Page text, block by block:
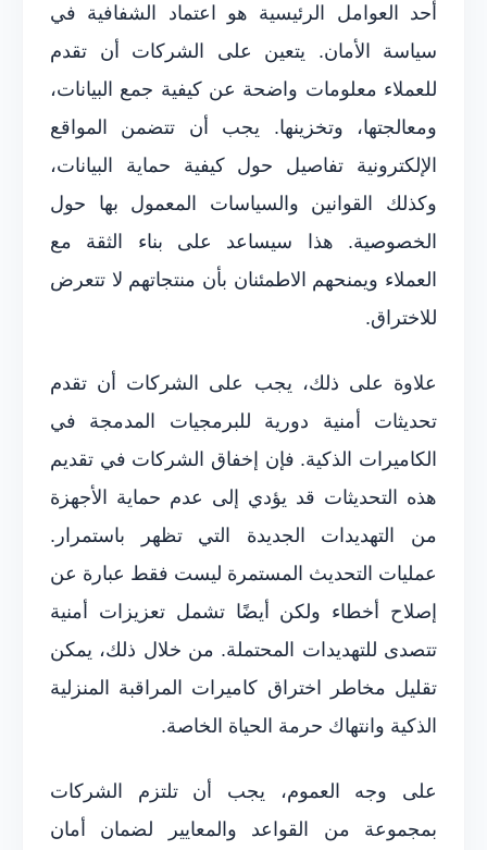
أحد العوامل الرئيسية هو اعتماد الشفافية في
سياسة الأمان. يتعين على الشركات أن تقدم
للعملاء معلومات واضحة عن كيفية جمع البيانات،
ومعالجتها، وتخزينها. يجب أن تتضمن المواقع
الإلكترونية تفاصيل حول كيفية حماية البيانات،
وكذلك القوانين والسياسات المعمول بها حول
الخصوصية. هذا سيساعد على بناء الثقة مع
العملاء ويمنحهم الاطمئنان بأن منتجاتهم لا تتعرض
للاختراق.
علاوة على ذلك، يجب على الشركات أن تقدم
تحديثات أمنية دورية للبرمجيات المدمجة في
الكاميرات الذكية. فإن إخفاق الشركات في تقديم
هذه التحديثات قد يؤدي إلى عدم حماية الأجهزة
من التهديدات الجديدة التي تظهر باستمرار.
عمليات التحديث المستمرة ليست فقط عبارة عن
إصلاح أخطاء ولكن أيضًا تشمل تعزيزات أمنية
تتصدى للتهديدات المحتملة. من خلال ذلك، يمكن
تقليل مخاطر اختراق كاميرات المراقبة المنزلية
الذكية وانتهاك حرمة الحياة الخاصة.
على وجه العموم، يجب أن تلتزم الشركات
بمجموعة من القواعد والمعايير لضمان أمان